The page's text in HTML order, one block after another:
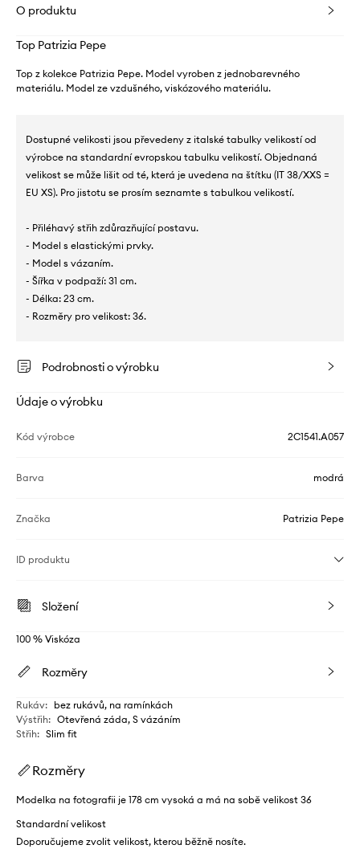
O produktu
Top Patrizia Pepe
Top z kolekce Patrizia Pepe. Model vyroben z jednobarevného
materiálu. Model ze vzdušného, ​​viskózového materiálu.
Dostupné velikosti jsou převedeny z italské tabulky velikostí od
výrobce na standardní evropskou tabulku velikostí. Objednaná
velikost se může lišit od té, která je uvedena na štítku (IT 38/XXS =
EU XS). Pro jistotu se prosím seznamte s tabulkou velikostí.
- Přiléhavý střih zdůrazňující postavu.
- Model s elastickými prvky.
- Model s vázaním.
- Šířka v podpaží: 31 cm.
- Délka: 23 cm.
- Rozměry pro velikost: 36.
Podrobnosti o výrobku
Údaje o výrobku
Kód výrobce 2C1541.A057
Barva modrá
Značka Patrizia Pepe
ID produktu
Složení
100 % Viskóza
Rozměry
Rukáv: bez rukávů, na ramínkách
Výstřih: Otevřená záda, S vázáním
Střih: Slim fit
Rozměry
Modelka na fotografii je 178 cm vysoká a má na sobě velikost 36
Standardní velikost
Doporučujeme zvolit velikost, kterou běžně nosíte.